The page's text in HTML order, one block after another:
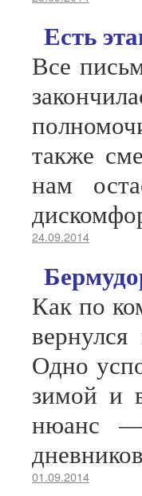
Есть
Все
также
нам
24.09.2014
Как по
Одно
зимой и
нюанс —
01.09.2014